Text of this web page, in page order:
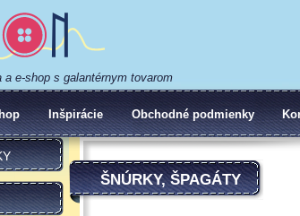
a e-shop s galantérnym tovarom
Inšpirácie Obchodné podmienky
ŠNÚRKY, ŠPAGÁTY